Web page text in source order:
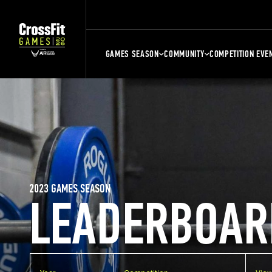
GAMES SEASON COMMUNITY COMPETITION
2023 GAMES SEASON